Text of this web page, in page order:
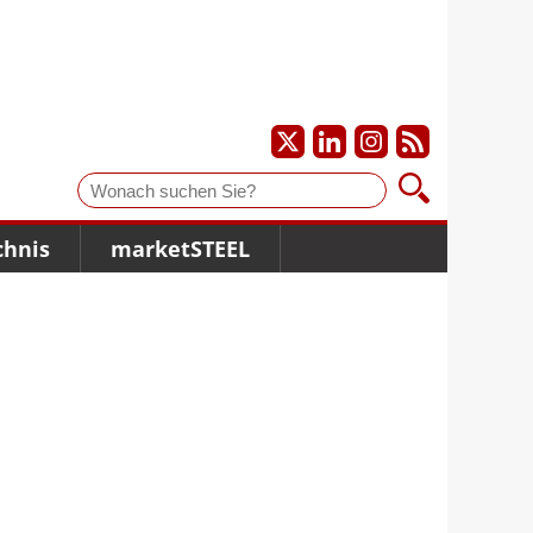
Suche
marketSTEEL